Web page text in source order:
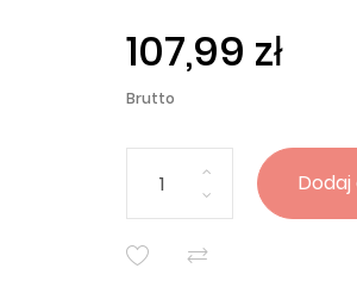
107,99 zł
Brutto
Dodaj